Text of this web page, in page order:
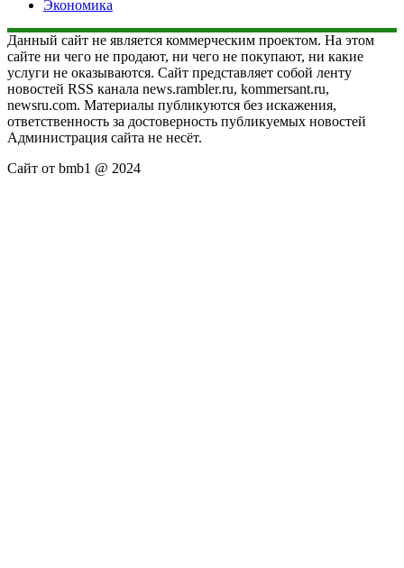
Экономика
Данный сайт не является коммерческим проектом. На этом
сайте ни чего не продают, ни чего не покупают, ни какие
услуги не оказываются. Сайт представляет собой ленту
новостей RSS канала news.rambler.ru, kommersant.ru,
newsru.com. Материалы публикуются без искажения,
ответственность за достоверность публикуемых новостей
Администрация сайта не несёт.
Сайт от bmb1 @ 2024